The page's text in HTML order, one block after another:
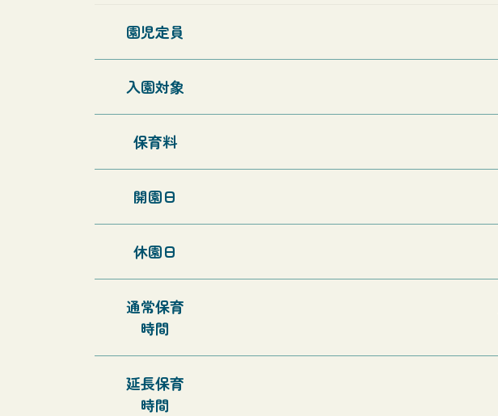
園児定員
入園対象
保育料
開園日
休園日
通常保育
時間
延長保育
時間